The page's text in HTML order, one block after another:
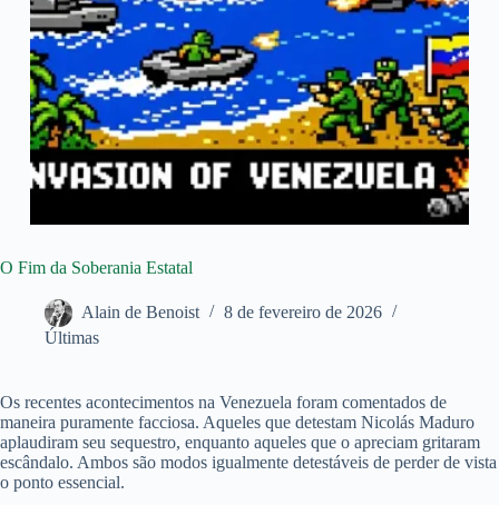
O Fim da Soberania Estatal
Alain de Benoist
8 de fevereiro de 2026
Últimas
Os recentes acontecimentos na Venezuela foram comentados de
maneira puramente facciosa. Aqueles que detestam Nicolás Maduro
aplaudiram seu sequestro, enquanto aqueles que o apreciam gritaram
escândalo. Ambos são modos igualmente detestáveis de perder de vista
o ponto essencial.